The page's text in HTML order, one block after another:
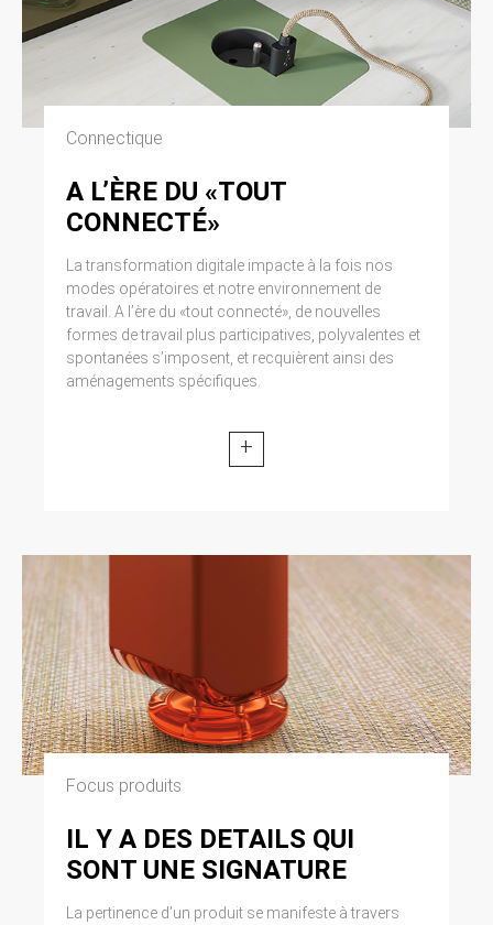
Connectique
A L’ÈRE DU «TOUT
CONNECTÉ»
La transformation digitale impacte à la fois nos
modes opératoires et notre environnement de
travail. A l’ère du «tout connecté», de nouvelles
formes de travail plus participatives, polyvalentes et
spontanées s’imposent, et recquièrent ainsi des
aménagements spécifiques.
+
Focus produits
IL Y A DES DETAILS QUI
SONT UNE SIGNATURE
La pertinence d’un produit se manifeste à travers